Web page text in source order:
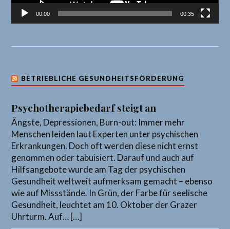
00:00 00:35
BETRIEBLICHE GESUNDHEITSFÖRDERUNG
Psychotherapiebedarf steigt an
Ängste, Depressionen, Burn-out: Immer mehr
Menschen leiden laut Experten unter psychischen
Erkrankungen. Doch oft werden diese nicht ernst
genommen oder tabuisiert. Darauf und auch auf
Hilfsangebote wurde am Tag der psychischen
Gesundheit weltweit aufmerksam gemacht – ebenso
wie auf Missstände. In Grün, der Farbe für seelische
Gesundheit, leuchtet am 10. Oktober der Grazer
Uhrturm. Auf… […]